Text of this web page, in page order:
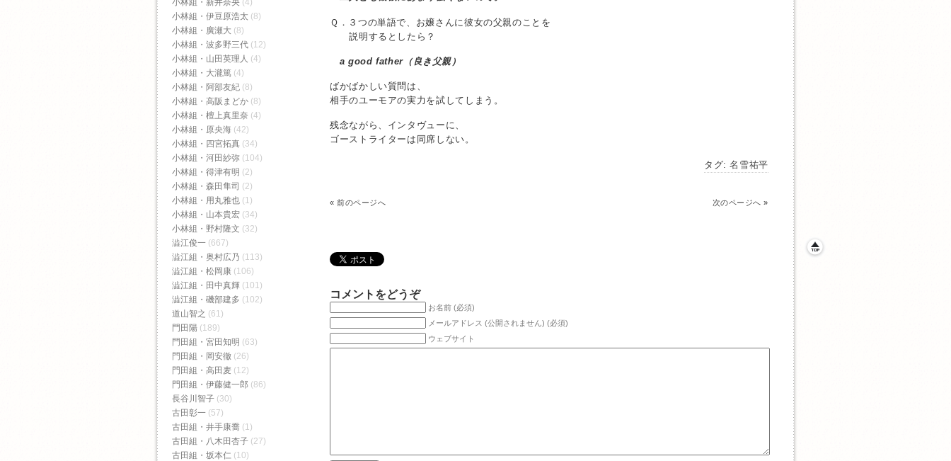
Ｑ．３つの単語で、お嬢さんに彼女の父親のことを
説明するとしたら？
a good father（良き父親）
ばかばかしい質問は、
相手のユーモアの実力を試してしまう。
残念ながら、インタヴューに、
ゴーストライターは同席しない。
タグ:名雪祐平
«前のページへ 次のページへ »
コメントをどうぞ
お名前 (必須)
メールアドレス (公開されません) (必須)
ウェブサイト
小林組・新井奈央 (4)
小林組・伊豆原浩太 (8)
小林組・廣瀬大 (8)
小林組・波多野三代 (12)
小林組・山田英理人 (4)
小林組・大瀧篤 (4)
小林組・阿部友紀 (8)
小林組・高阪まどか (8)
小林組・檀上真里奈 (4)
小林組・原央海 (42)
小林組・四宮拓真 (34)
小林組・河田紗弥 (104)
小林組・得津有明 (2)
小林組・森田隼司 (2)
小林組・用丸雅也 (1)
小林組・山本貴宏 (34)
小林組・野村隆文 (32)
澁江俊一 (667)
澁江組・奥村広乃 (113)
澁江組・松岡康 (106)
澁江組・田中真輝 (101)
澁江組・磯部建多 (102)
道山智之 (61)
門田陽 (189)
門田組・宮田知明 (63)
門田組・岡安徹 (26)
門田組・高田麦 (12)
門田組・伊藤健一郎 (86)
長谷川智子 (30)
古田彰一 (57)
古田組・井手康喬 (1)
古田組・八木田杏子 (27)
古田組・坂本仁 (10)